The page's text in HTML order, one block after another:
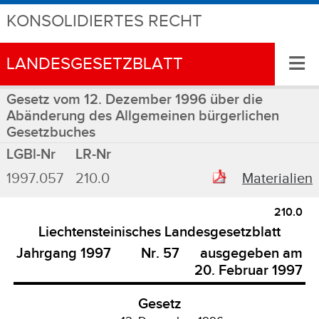
KONSOLIDIERTES RECHT
LANDESGESETZBLATT ≡
Gesetz vom 12. Dezember 1996 über die
Abänderung des Allgemeinen bürgerlichen
Gesetzbuches
LGBl-Nr
LR-Nr
1997.057
210.0 Materialien